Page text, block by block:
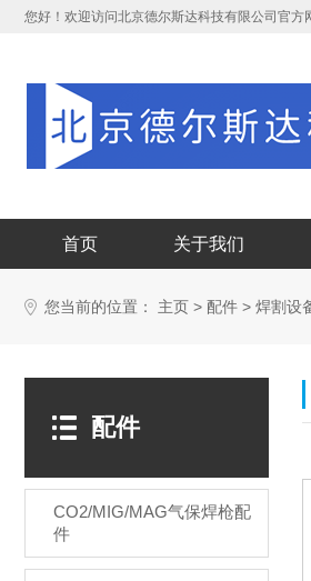
您好！欢迎访问北京德尔斯达科技有限公司官方
首页 关于我们
您当前的位置： 主页 > 配件 > 焊割设
配件
CO2/MIG/MAG气保焊枪配
件